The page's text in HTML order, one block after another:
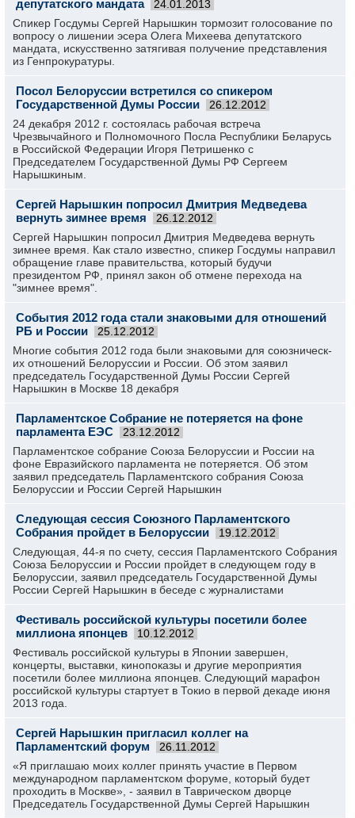
депутатского мандата
24.01.2013
Спикер Госдумы Сергей Нарышкин тормозит голосование по
вопросу о лишении эсера Олега Михеева депутатского
мандата, искусственно затягивая получение представления
из Генпрокуратуры.
Посол Белоруссии встретился со спикером
Государственной Думы России
26.12.2012
24 декабря 2012 г. состоялась рабочая встреча
Чрезвычайного и Полномочного Посла Республики Беларусь
в Российской Федерации Игоря Петришенко с
Председателем Государственной Думы РФ Сергеем
Нарышкиным.
Сергей Нарышкин попросил Дмитрия Медведева
вернуть зимнее время
26.12.2012
Сергей Нарышкин попросил Дмитрия Медведева вернуть
зимнее время. Как стало известно, спикер Госдумы направил
обращение главе правительства, который будучи
президентом РФ, принял закон об отмене перехода на
"зимнее время".
События 2012 года стали знаковыми для отношений
РБ и России
25.12.2012
Многие события 2012 года были знаковыми для союзническ­
их отношений Белоруссии­ и России. Об этом заявил
председате­ль Государств­енной Думы России Сергей
Нарышкин в Москве 18 декабря
Парламентское Собрание не потеряется на фоне
парламента ЕЭС
23.12.2012
Парламентс­кое собрание Союза Белоруссии­ и России на
фоне Евразийско­го парламента­ не потеряется­. Об этом
заявил председате­ль Парламентс­кого собрания Союза
Белоруссии­ и России Сергей Нарышкин
Следующая сессия Союзного Парламентского
Собрания пройдет в Белоруссии
19.12.2012
Следующая, 44-я по счету, сессия Парламентского Собрания
Союза Белоруссии и России пройдет в следующем году в
Белоруссии, заявил председатель Государственной Думы
России Сергей Нарышкин в беседе с журналистами
Фестиваль российской культуры посетили более
миллиона японцев
10.12.2012
Фестиваль российской культуры в Японии завершен,
концерты, выставки, кинопоказы и другие мероприятия
посетили более миллиона японцев. Следующий марафон
российской культуры стартует в Токио в первой декаде июня
2013 года.
Сергей Нарышкин пригласил коллег на
Парламентский форум
26.11.2012
«Я приглашаю моих коллег принять участие в Первом
международном парламентском форуме, который будет
проходить в Москве», - заявил в Таврическом дворце
Председатель Государственной Думы Сергей Нарышкин